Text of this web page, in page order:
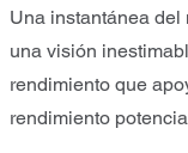
Una instantánea del
una visión
rendimiento que
rendimiento